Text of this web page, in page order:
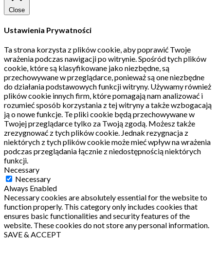
Close
Ustawienia Prywatności
Ta strona korzysta z plików cookie, aby poprawić Twoje
wrażenia podczas nawigacji po witrynie.Spośród tych plików
cookie, które są klasyfikowane jako niezbędne, są
przechowywane w przeglądarce, ponieważ są one niezbędne
do działania podstawowych funkcji witryny. Używamy również
plików cookie innych firm, które pomagają nam analizować i
rozumieć sposób korzystania z tej witryny a także wzbogacają
ją o nowe funkcje. Te pliki cookie będą przechowywane w
Twojej przeglądarce tylko za Twoją zgodą. Możesz także
zrezygnować z tych plików cookie. Jednak rezygnacja z
niektórych z tych plików cookie może mieć wpływ na wrażenia
podczas przeglądania łącznie z niedostępnością niektórych
funkcji.
Necessary
Necessary
Always Enabled
Necessary cookies are absolutely essential for the website to
function properly. This category only includes cookies that
ensures basic functionalities and security features of the
website. These cookies do not store any personal information.
SAVE & ACCEPT